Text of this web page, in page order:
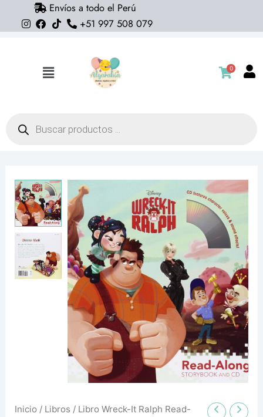
Envíos a todo el Perú
+51 997 508 079
Flyout
0
productos
Inicio / Libros / Libro Wreck-It Ralph Read-
Libro
Wreck-
It
Ralph
Read-
Along
Storybook
and
CD